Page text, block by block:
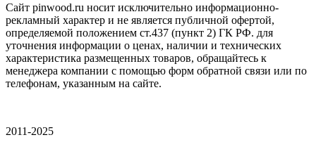
Сайт pinwood.ru носит исключительно информационно-
рекламный характер и не является публичной офертой,
определяемой положением ст.437 (пункт 2) ГК РФ. для
уточнения информации о ценах, наличии и технических
характеристика размещенных товаров, обращайтесь к
менеджера компании с помощью форм обратной связи или по
телефонам, указанным на сайте.
2011-2025